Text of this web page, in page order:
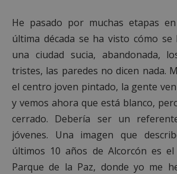
He pasado por muchas etapas
última década se ha visto cómo
una ciudad sucia, abandonada,
tristes, las paredes no dicen nada.
el centro joven pintado, la gente
y vemos ahora que está blanco,
cerrado. Debería ser un
jóvenes. Una imagen que
últimos 10 años de Alcorcón es
Parque de la Paz, donde yo me
AWSALBCORS
Inc.
Privacy Policy